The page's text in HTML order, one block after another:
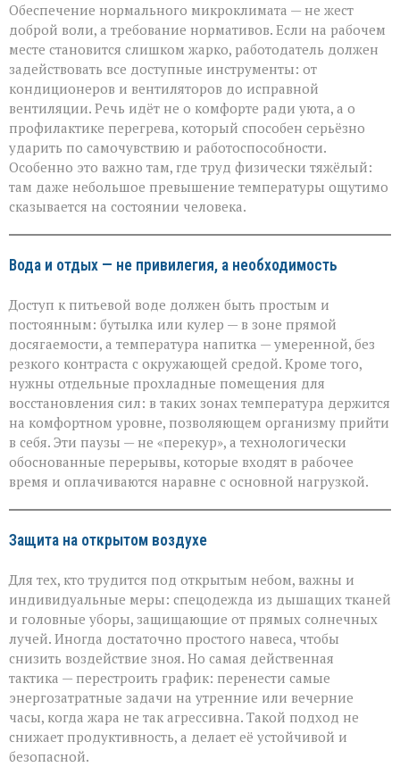
Обеспечение нормального микроклимата — не жест
доброй воли, а требование нормативов. Если на рабочем
месте становится слишком жарко, работодатель должен
задействовать все доступные инструменты: от
кондиционеров и вентиляторов до исправной
вентиляции. Речь идёт не о комфорте ради уюта, а о
профилактике перегрева, который способен серьёзно
ударить по самочувствию и работоспособности.
Особенно это важно там, где труд физически тяжёлый:
там даже небольшое превышение температуры ощутимо
сказывается на состоянии человека.
Вода и отдых — не привилегия, а необходимость
Доступ к питьевой воде должен быть простым и
постоянным: бутылка или кулер — в зоне прямой
досягаемости, а температура напитка — умеренной, без
резкого контраста с окружающей средой. Кроме того,
нужны отдельные прохладные помещения для
восстановления сил: в таких зонах температура держится
на комфортном уровне, позволяющем организму прийти
в себя. Эти паузы — не «перекур», а технологически
обоснованные перерывы, которые входят в рабочее
время и оплачиваются наравне с основной нагрузкой.
Защита на открытом воздухе
Для тех, кто трудится под открытым небом, важны и
индивидуальные меры: спецодежда из дышащих тканей
и головные уборы, защищающие от прямых солнечных
лучей. Иногда достаточно простого навеса, чтобы
снизить воздействие зноя. Но самая действенная
тактика — перестроить график: перенести самые
энергозатратные задачи на утренние или вечерние
часы, когда жара не так агрессивна. Такой подход не
снижает продуктивность, а делает её устойчивой и
безопасной.